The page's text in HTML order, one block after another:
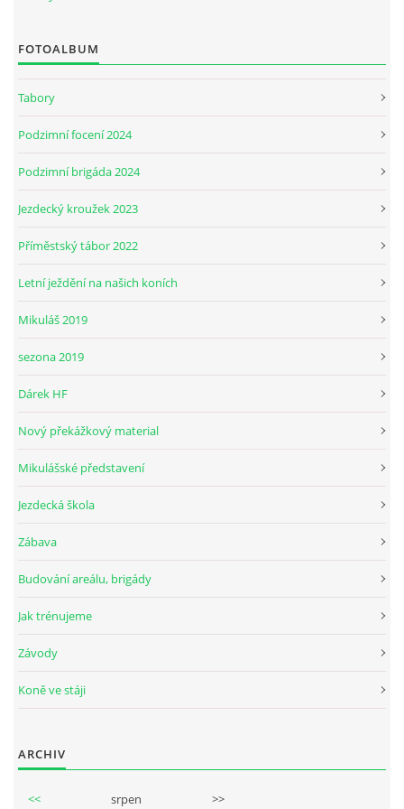
JARNÍ BRIGÁDA SE ODKLÁDÁ.
PÁTEČNÍ KROUŽEK " ŠKOLA JEZDECTVÍ " BUDE ZAHÁJEN
ČLENOVÉ JK CABALLERO Z RYCHVALDU
PODZIMNÍ BRIGÁDA 4.10.2025
FOTOALBUM
Tabory
Podzimní focení 2024
Podzimní brigáda 2024
Jezdecký kroužek 2023
Příměstský tábor 2022
Letní ježdění na našich koních
Mikuláš 2019
sezona 2019
Dárek HF
Nový překážkový material
Mikulášské představení
Jezdecká škola
Zábava
Budování areálu, brigády
Jak trénujeme
Závody
Koně ve stáji
ARCHIV
<< srpen >>